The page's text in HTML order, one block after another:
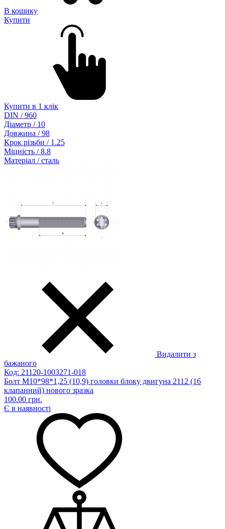
В кошику
Купити
Купити в 1 клік
DIN / 960
Діаметр / 10
Довжина / 98
Крок різьби / 1.25
Міцність / 8.8
Матеріал / сталь
Видалити з
бажаного
Код: 21120-1003271-018
Болт М10*98*1,25 (10,9) головки блоку двигуна 2112 (16
клапанний) нового зразка
100.00 грн.
Є в наявності